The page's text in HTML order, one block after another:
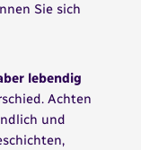
Sie sich
lebendig
Achten
und